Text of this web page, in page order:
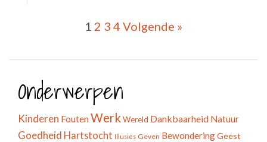
navigatie
1 2 3 4 Volgende »
Onderwerpen
Kinderen FoutenWerkWereld Dankbaarheid Natuur
Goedheid Hartstocht Illusies Geven BewonderingGeest